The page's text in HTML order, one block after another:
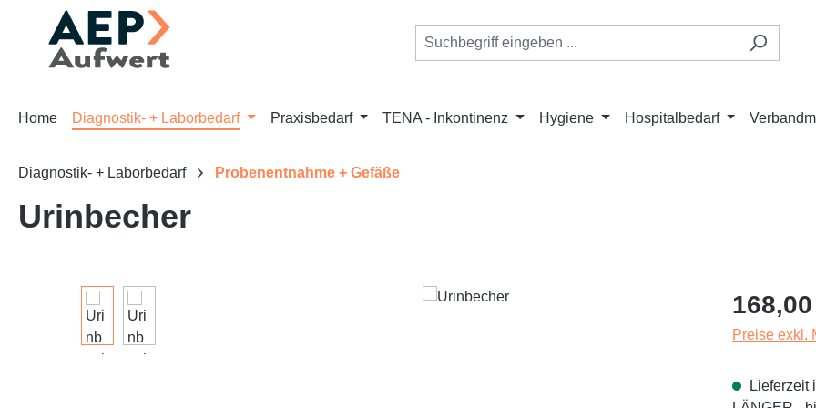
Hauptinhalt springen
Zur Suche springen
Zur Hauptnavigation springen
Home Diagnostik- + Laborbedarf Praxisbedarf TENA - Inkontinenz Hygiene Hospitalbedarf
Diagnostik- + Laborbedarf Probenentnahme + Gefäße
Urinbecher
Bildergalerie überspringen Regulärer
Preise exkl.
Lieferzeit